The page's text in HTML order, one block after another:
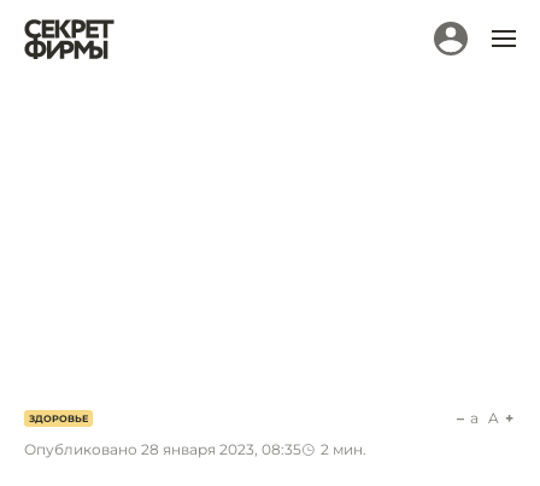
ЗДОРОВЬЕ
Опубликовано 28 января 2023, 08:35 2 мин.
a A